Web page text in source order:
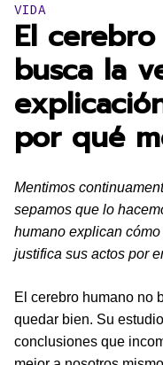
Publicado en:
VIDA
El
busca la
por qué
Mentimos
sepamos que lo
humano explican
justifica sus actos por
El cerebro humano no
quedar bien. Su
conclusiones que